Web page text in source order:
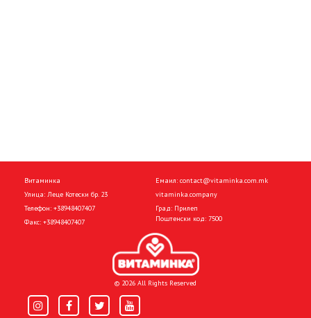
Витаминка
Улица: Леце Котески бр. 23
Телефон: +38948407407
Факс: +38948407407
Емаил: contact@vitaminka.com.mk
vitaminka.company
Град: Прилеп
Поштенски код: 7500
© 2026 All Rights Reserved